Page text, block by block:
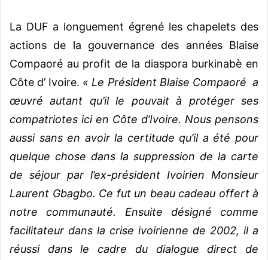
La DUF a longuement égrené les chapelets des
actions de la gouvernance des années Blaise
Compaoré au profit de la diaspora burkinabè en
Côte d’ Ivoire. « Le Président Blaise Compaoré a
œuvré autant qu’il le pouvait à protéger ses
compatriotes ici en Côte d’Ivoire. Nous pensons
aussi sans en avoir la certitude qu’il a été pour
quelque chose dans la suppression de la carte
de séjour par l’ex-président Ivoirien Monsieur
Laurent Gbagbo. Ce fut un beau cadeau offert à
notre communauté. Ensuite désigné comme
facilitateur dans la crise ivoirienne de 2002, il a
réussi dans le cadre du dialogue direct de